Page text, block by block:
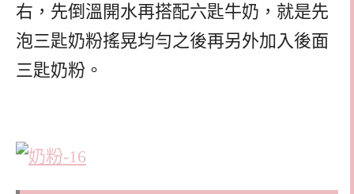
右，先倒溫開水再搭配六匙牛奶，就是先
泡三匙奶粉搖晃均勻之後再另外加入後面
三匙奶粉。